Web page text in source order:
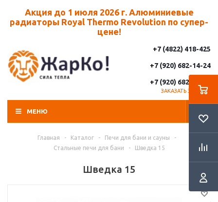
Акция до 1 июля 2026 г. Алюминиевые
радиаторы Royal Thermo Revolution по супер-
цене!
+7 (4822) 418-425
+7 (920) 682-14-24
+7 (920) 682-14-25
ЗАКАЗАТЬ ЗВОНОК
МЕНЮ
Главная - Каталог - Печи для бани и сауны
-
Стальные печи для бани
- Шведка 15
Шведка 15